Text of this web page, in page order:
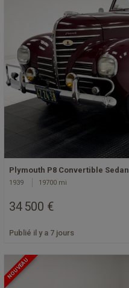
Plymouth P8 Convertible Sedan
1939 19700 mi
34 500 €
Publié il y a 7 jours
NOUVEAU